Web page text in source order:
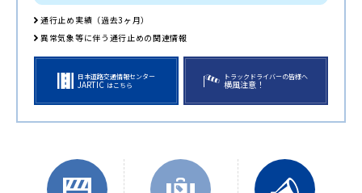
通行止め実績（過去3ヶ月）
異常気象等に伴う通行止めの関連情報
日本道路交通情報センター
JARTIC はこちら
トラックドライバーの皆様へ
横風注意！